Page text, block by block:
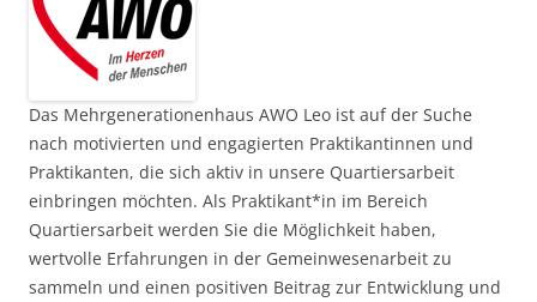
Das Mehrgenerationenhaus AWO Leo ist auf der Suche
nach motivierten und engagierten Praktikantinnen und
Praktikanten, die sich aktiv in unsere Quartiersarbeit
einbringen möchten. Als Praktikant*in im Bereich
Quartiersarbeit werden Sie die Möglichkeit haben,
wertvolle Erfahrungen in der Gemeinwesenarbeit zu
sammeln und einen positiven Beitrag zur Entwicklung und